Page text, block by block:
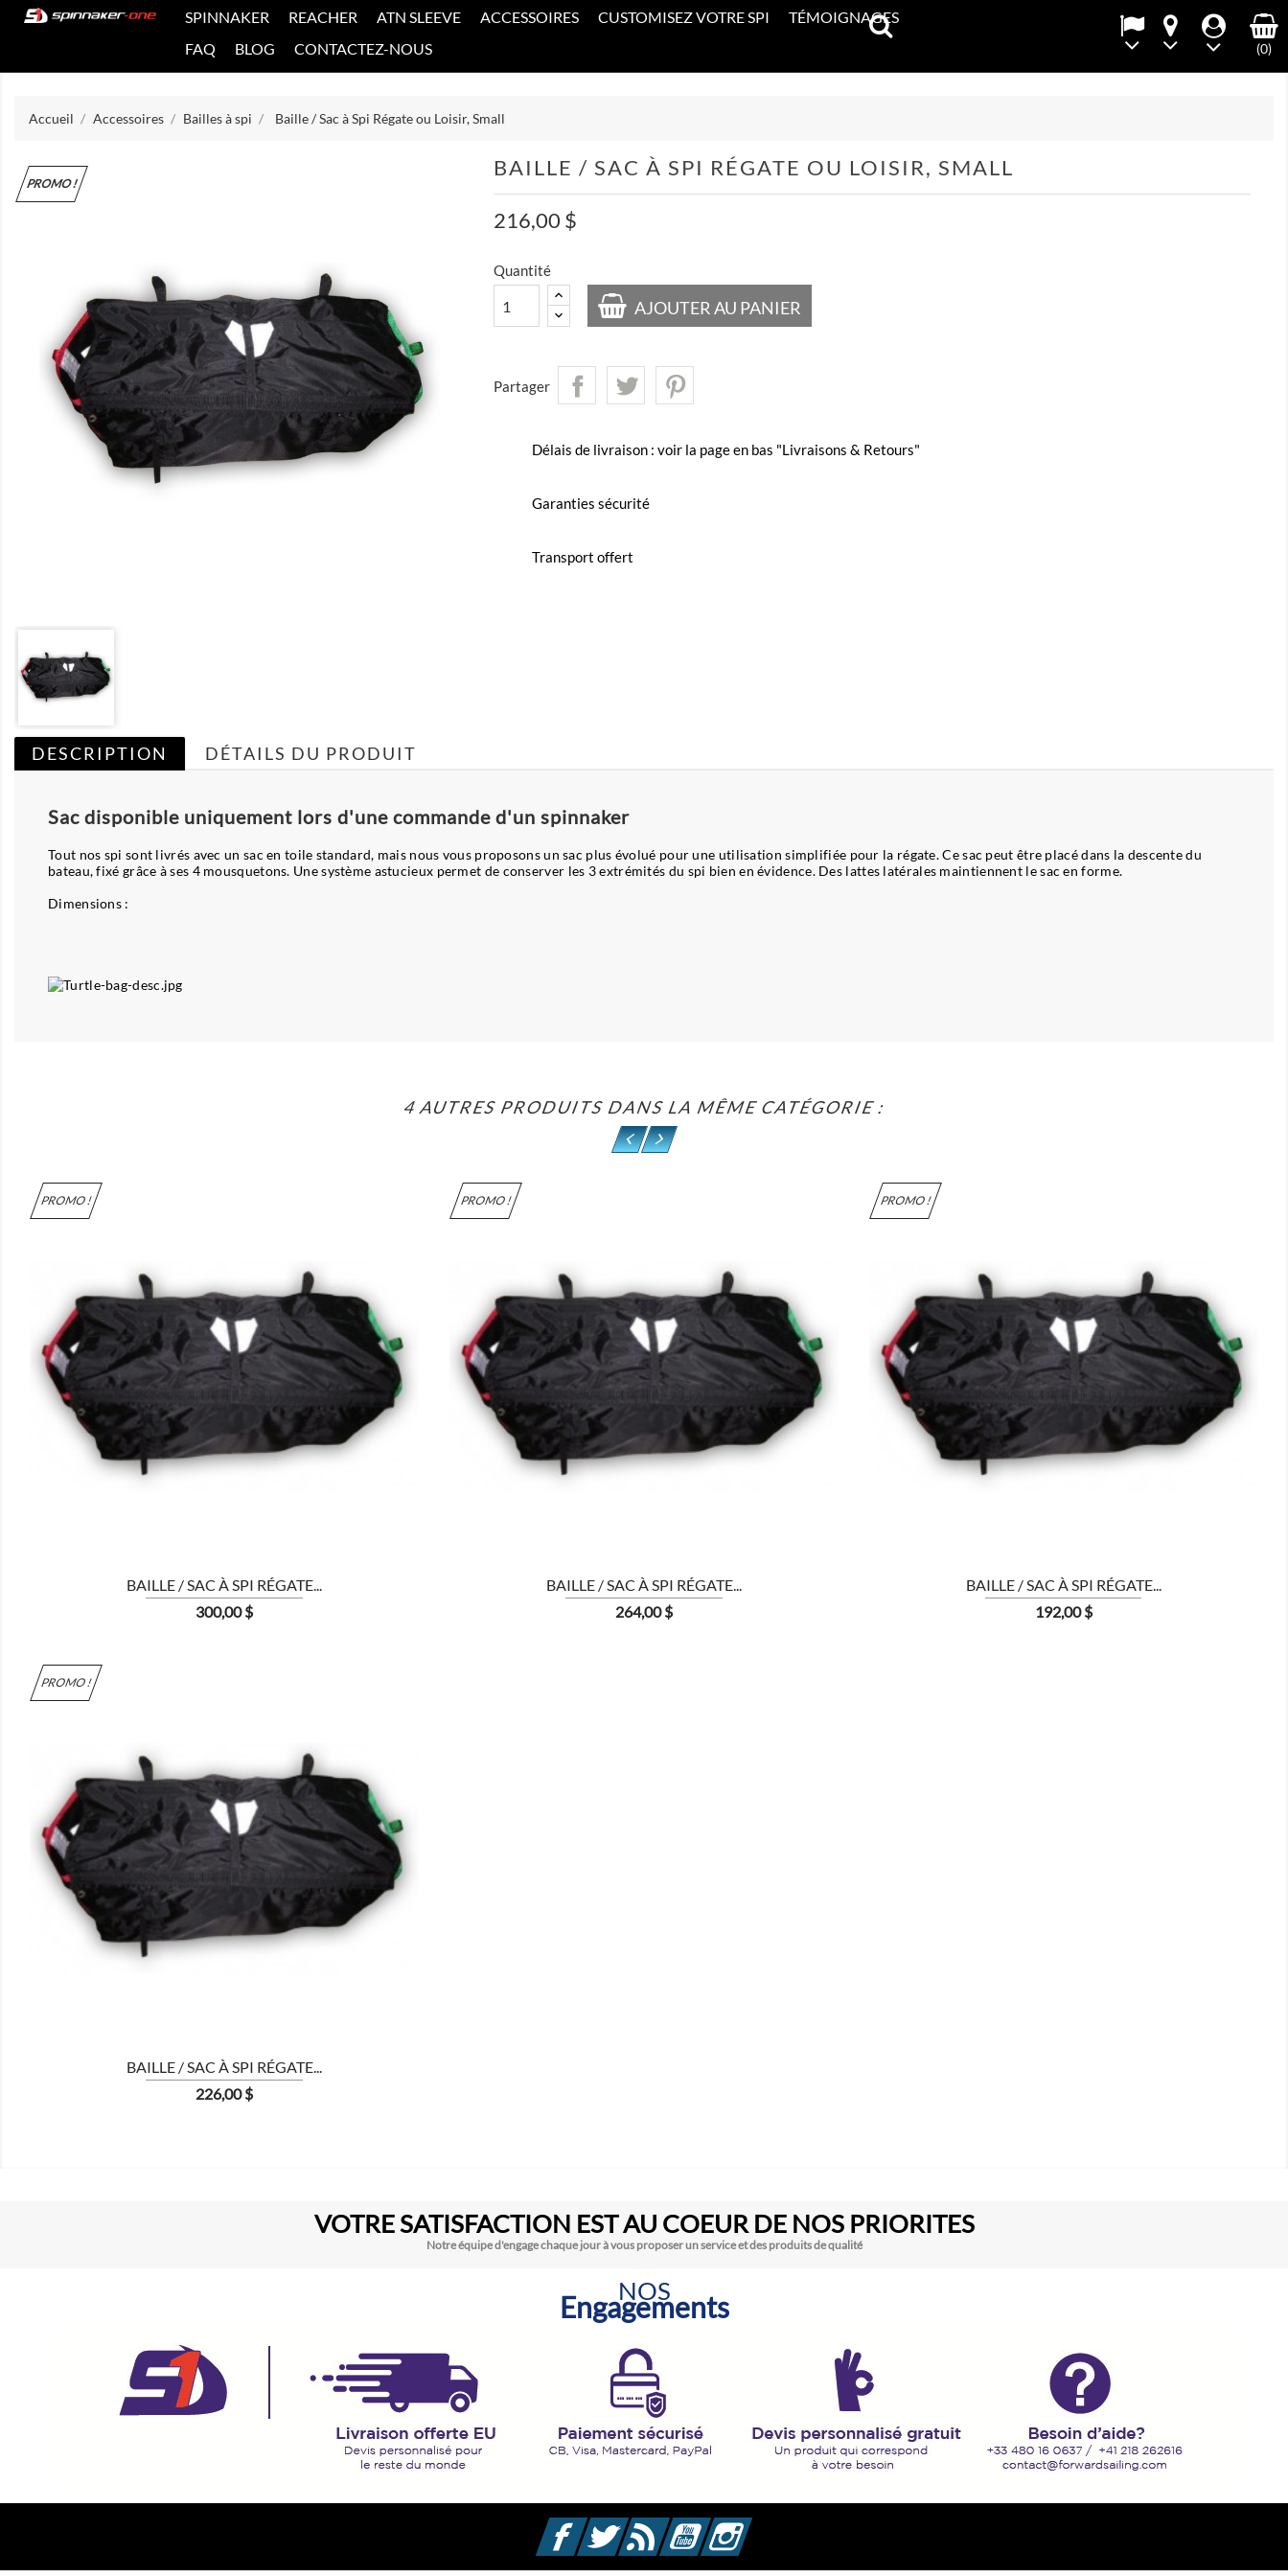
SPINNAKER REACHER ATN SLEEVE ACCESSOIRES CUSTOMISEZ VOTRE SPI
TÉMOIGNAGES
FAQ
BLOG CONTACTEZ-NOUS (0)
Accueil Accessoires Bailles à spi Baille / Sac à Spi Régate ou Loisir, Small
PROMO !
BAILLE / SAC À SPI RÉGATE OU LOISIR, SMALL
216,00 $
Quantité
AJOUTER AU PANIER
Partager
Délais de livraison : voir la page en bas "Livraisons & Retours"
Garanties sécurité
Transport offert
DESCRIPTION DÉTAILS DU PRODUIT
Sac disponible uniquement lors d'une commande d'un spinnaker
Tout nos spi sont livrés avec un sac en toile standard, mais nous vous proposons un sac plus évolué pour une utilisation simplifiée pour la régate. Ce sac peut être placé dans la descente du
bateau, fixé grâce à ses 4 mousquetons. Une système astucieux permet de conserver les 3 extrémités du spi bien en évidence. Des lattes latérales maintiennent le sac en forme.
Dimensions :
4 AUTRES PRODUITS DANS LA MÊME CATÉGORIE :
PROMO !
BAILLE / SAC À SPI RÉGATE...
Prix
300,00 $

PROMO !
BAILLE / SAC À SPI RÉGATE...
Prix
264,00 $

PROMO !
BAILLE / SAC À SPI RÉGATE...
Prix
192,00 $

PROMO !
BAILLE / SAC À SPI RÉGATE...
Prix
226,00 $

VOTRE SATISFACTION EST AU COEUR DE NOS PRIORITES
Notre équipe d'engage chaque jour à vous proposer un service et des produits de qualité
NOS
Engagements
FacebookTwitterRss YouTubeInstagram